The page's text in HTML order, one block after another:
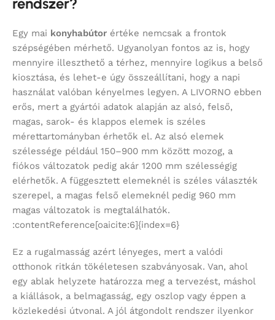
Egy mai konyhabútor értéke nemcsak a frontok
szépségében mérhető. Ugyanolyan fontos az is, hogy
mennyire illeszthető a térhez, mennyire logikus a belső
kiosztása, és lehet-e úgy összeállítani, hogy a napi
használat valóban kényelmes legyen. A LIVORNO ebben
erős, mert a gyártói adatok alapján az alsó, felső,
magas, sarok- és klappos elemek is széles
mérettartományban érhetők el. Az alsó elemek
szélessége például 150–900 mm között mozog, a
fiókos változatok pedig akár 1200 mm szélességig
elérhetők. A függesztett elemeknél is széles választék
szerepel, a magas felső elemeknél pedig 960 mm
magas változatok is megtalálhatók.
:contentReference[oaicite:6]{index=6}
Ez a rugalmasság azért lényeges, mert a valódi
otthonok ritkán tökéletesen szabványosak. Van, ahol
egy ablak helyzete határozza meg a tervezést, máshol
a kiállások, a belmagasság, egy oszlop vagy éppen a
közlekedési útvonal. A jól átgondolt rendszer ilyenkor